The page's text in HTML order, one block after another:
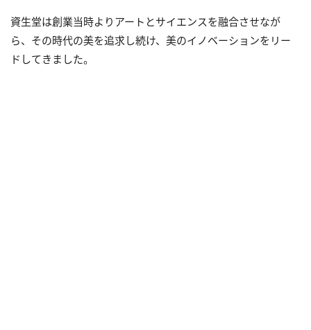
資生堂は創業当時よりアートとサイエンスを融合させなが
ら、その時代の美を追求し続け、美のイノベーションをリー
ドしてきました。